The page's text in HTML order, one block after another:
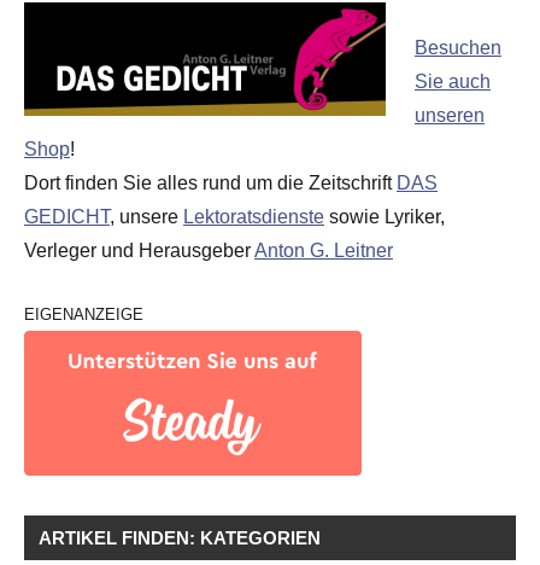
Besuchen
Sie auch
unseren
Shop!
Dort finden Sie alles rund um die Zeitschrift DAS
GEDICHT, unsere Lektoratsdienste sowie Lyriker,
Verleger und HerausgeberAnton G. Leitner
EIGENANZEIGE
ARTIKEL FINDEN: KATEGORIEN